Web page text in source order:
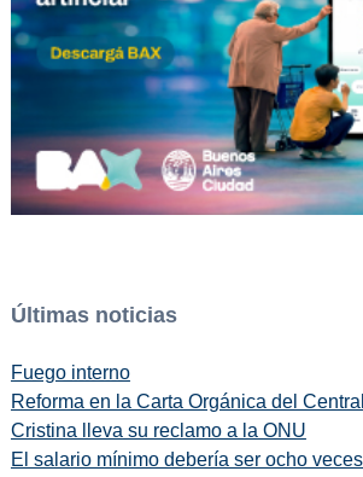
Últimas noticias
Fuego interno
Reforma en la Carta Orgánica del Central
Cristina lleva su reclamo a la ONU
El salario mínimo debería ser ocho